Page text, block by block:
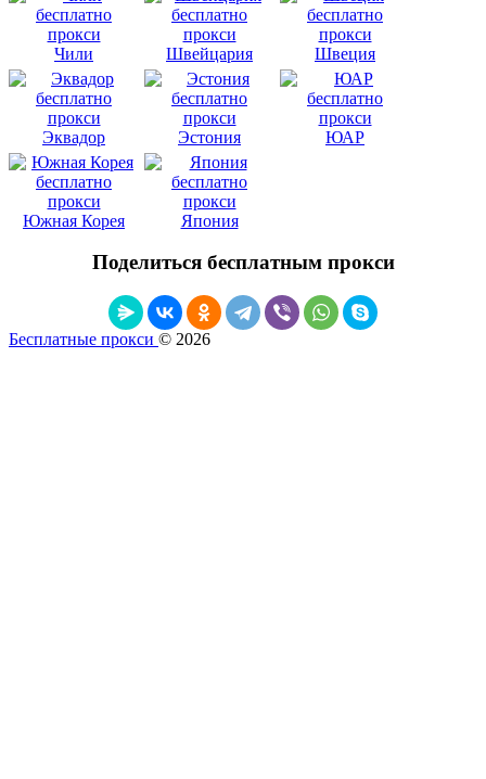
Чили Швейцария Швеция
Эквадор Эстония ЮАР
Южная Корея Япония
Поделиться бесплатным прокси
Бесплатные прокси © 2026